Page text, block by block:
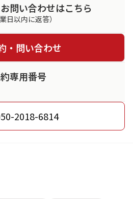
問い合わせはこちら
業日以内に返答）
・問い合わせ
専用番号
2018-6814